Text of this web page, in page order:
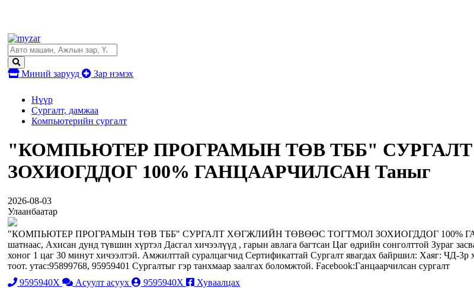
Миний зарууд Зар нэмэх
Нүүр
Сургалт, дамжаа
Компьютерийн сургалт
"КОМПЬЮТЕР ПРОГРАМЫН ТӨВ ТББ"
ЗОХИОГДДОГ 100% ГАНЦААРЧИЛСАН Таныг
2026-08-03
Улаанбаатар
"КОМПЬЮТЕР ПРОГРАМЫН ТӨВ ТББ" СУРГАЛТ ХӨГЖЛИЙН ТӨВӨӨС ТОГТМОЛ ЗОХИОГДДОГ 100%
шатнаас, Ахисан дунд түвшин хүртэл Дасгал хичээлүүд , гарын авлага багтсан Цаг өдрийн сонголттой Зураг
хоног 1 цаг 30 минут хичээлтэй. Амжилттай суралцагчид Сертификаттай Сургалт явагдах байршил: Хаяг: ЧД-
тоот. утас:95899768, 95959401 Сургалтыг гэр танхмаар заалгах боломжтой. Facebook:Ганцаарчилсан сургалт
9595940X
Асуулт асуух 9595940X Хуваалцах